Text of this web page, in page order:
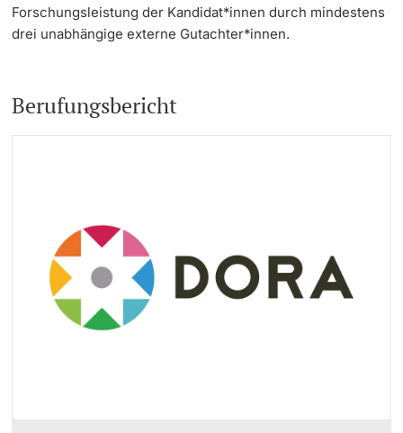
Forschungsleistung der Kandidat*innen durch mindestens
drei unabhängige externe Gutachter*innen.
Berufungsbericht